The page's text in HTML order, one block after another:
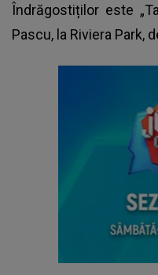
Îndrăgostiților este
Pascu, la Riviera Park,